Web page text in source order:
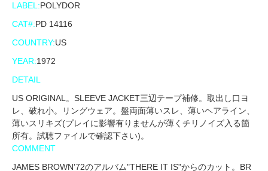
LABEL:POLYDOR
CAT#:PD 14116
COUNTRY:US
YEAR:1972
DETAIL
US ORIGINAL。SLEEVE JACKET三辺テープ補修。取出し口ヨ
レ、破れ小。リングウェア。盤両面薄いスレ、薄いヘアライン、
薄いスリキズ(プレイに影響有りませんが薄くチリノイズ入る箇
所有。試聴ファイルで確認下さい)。
COMMENT
JAMES BROWN'72のアルバム"THERE IT IS"からのカット。BR